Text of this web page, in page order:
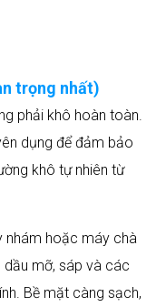
trọng nhất)
phải khô hoàn toàn.
dụng để đảm bảo
khô tự nhiên từ
nhám hoặc máy chà
dầu mỡ, sáp và các
Bề mặt càng sạch,